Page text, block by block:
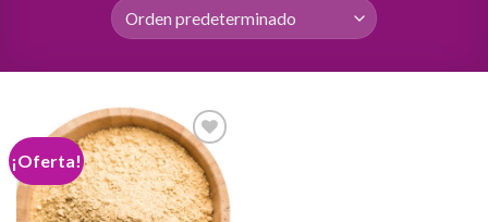
¡Oferta!
Add to
wishlist